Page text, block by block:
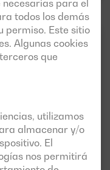
para el
todos los demás
permiso. Este sitio
Algunas cookies
que
utilizamos
almacenar y/o
El
nos permitirá
50HZ 3FASES